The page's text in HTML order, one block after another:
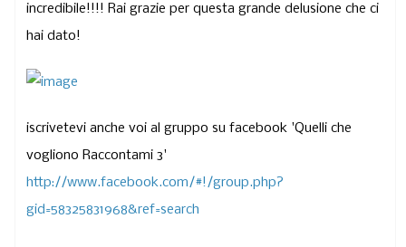
incredibile!!!! Rai grazie per questa grande delusione che ci
hai dato!
iscrivetevi anche voi al gruppo su facebook 'Quelli che
vogliono Raccontami 3'
http://www.facebook.com/#!/group.php?
gid=58325831968&ref=search